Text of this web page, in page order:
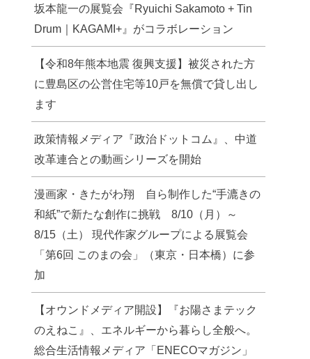
坂本龍一の展覧会『Ryuichi Sakamoto + Tin
Drum｜KAGAMI+』がコラボレーション
【令和8年熊本地震 復興支援】被災された方
に豊島区の公営住宅等10戸を無償で貸し出し
ます
政策情報メディア『政治ドットコム』、中道
改革連合との動画シリーズを開始
漫画家・きたがわ翔 自ら制作した“手漉きの
和紙”で新たな創作に挑戦 8/10（月）～
8/15（土） 現代作家グループによる展覧会
「第6回 このまの会」（東京・日本橋）に参
加
【オウンドメディア開設】『お陽さまテック
のえねこ』、エネルギーから暮らし全般へ。
総合生活情報メディア「ENECOマガジン」